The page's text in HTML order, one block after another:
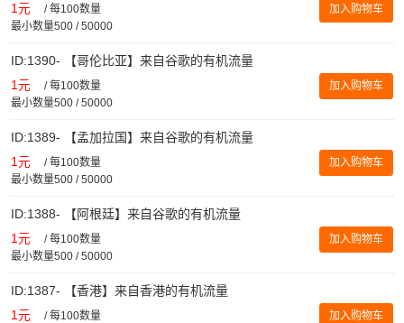
1元 /每100数量
最小数量500 / 50000
加入购物车
ID:1390- 【哥伦比亚】来自谷歌的有机流量
1元 /每100数量
最小数量500 / 50000
加入购物车
ID:1389- 【孟加拉国】来自谷歌的有机流量
1元 /每100数量
最小数量500 / 50000
加入购物车
ID:1388- 【阿根廷】来自谷歌的有机流量
1元 /每100数量
最小数量500 / 50000
加入购物车
ID:1387- 【香港】来自香港的有机流量
1元 /每100数量
加入购物车